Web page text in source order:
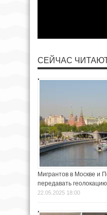
СЕЙЧАС
Мигрантов в Москве и
передавать
22.05.2025 18:00